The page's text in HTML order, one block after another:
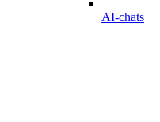
AI-chats